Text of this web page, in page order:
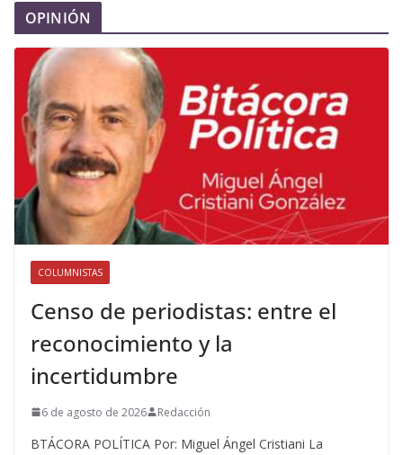
OPINIÓN
COLUMNISTAS
Censo de periodistas: entre el
reconocimiento y la
incertidumbre
6 de agosto de 2026 Redacción
BTÁCORA POLÍTICA Por: Miguel Ángel Cristiani La